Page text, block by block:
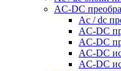
AC-DC
Ac / dc
AC-DC
AC-DC
AC-DC
AC-DC